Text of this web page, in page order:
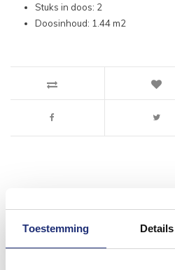
Toestemming Details
Stuks in doos: 2
Doosinhoud: 1.44 m2
Wij geloven in de kracht
badkamer op Instagram